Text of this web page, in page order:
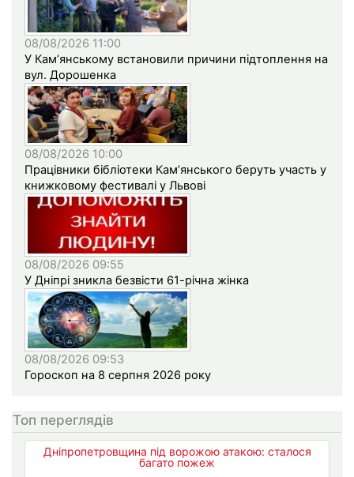
08/08/2026 11:00
У Кам’янському встановили причини підтоплення на
вул. Дорошенка
08/08/2026 10:00
Працівники бібліотеки Кам’янського беруть участь у
книжковому фестивалі у Львові
08/08/2026 09:55
У Дніпрі зникла безвісти 61-річна жінка
08/08/2026 09:53
Гороскоп на 8 серпня 2026 року
Топ переглядів
Дніпропетровщина під ворожою атакою: сталося
багато пожеж